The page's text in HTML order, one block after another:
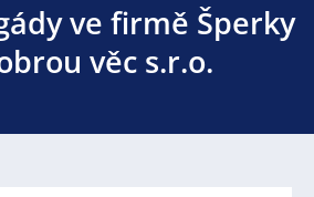
ve firmě Šperky
věc s.r.o.